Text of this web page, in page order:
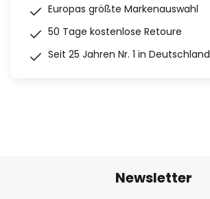
Europas größte Markenauswahl
50 Tage kostenlose Retoure
Seit 25 Jahren Nr. 1 in Deutschland
Newsletter